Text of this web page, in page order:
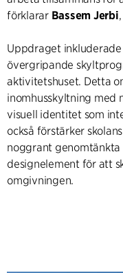
förklarar Bassem Jerbi
Uppdraget
övergripande
aktivitetshuset. Detta
inomhusskyltning med
visuell identitet som
också förstärker
noggrant genomtänkta
designelement för att
omgivningen.